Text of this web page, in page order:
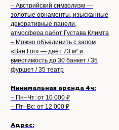
– Австрийский символизм —
золотые орнаменты, изысканные
декоративные панели,
атмосфера работ Густава Климта
– Можно объединить с залом
«Ван Гог» — даёт 73 м² и
вместимость до 30 банкет / 35
фуршет / 35 театр
Минимальная аренда 4ч:
– Пн–Чт: от 10 000 ₽
– Пт–Вс: от 12 000 ₽
Адрес: